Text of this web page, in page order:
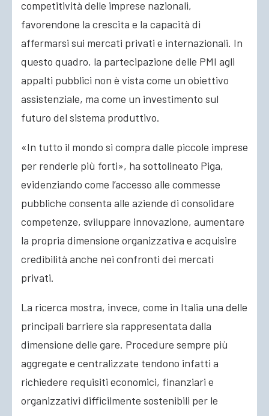
competitività delle imprese nazionali,
favorendone la crescita e la capacità di
affermarsi sui mercati privati e internazionali. In
questo quadro, la partecipazione delle PMI agli
appalti pubblici non è vista come un obiettivo
assistenziale, ma come un investimento sul
futuro del sistema produttivo.
«In tutto il mondo si compra dalle piccole imprese
per renderle più forti», ha sottolineato Piga,
evidenziando come l’accesso alle commesse
pubbliche consenta alle aziende di consolidare
competenze, sviluppare innovazione, aumentare
la propria dimensione organizzativa e acquisire
credibilità anche nei confronti dei mercati
privati.
La ricerca mostra, invece, come in Italia una delle
principali barriere sia rappresentata dalla
dimensione delle gare. Procedure sempre più
aggregate e centralizzate tendono infatti a
richiedere requisiti economici, finanziari e
organizzativi difficilmente sostenibili per le